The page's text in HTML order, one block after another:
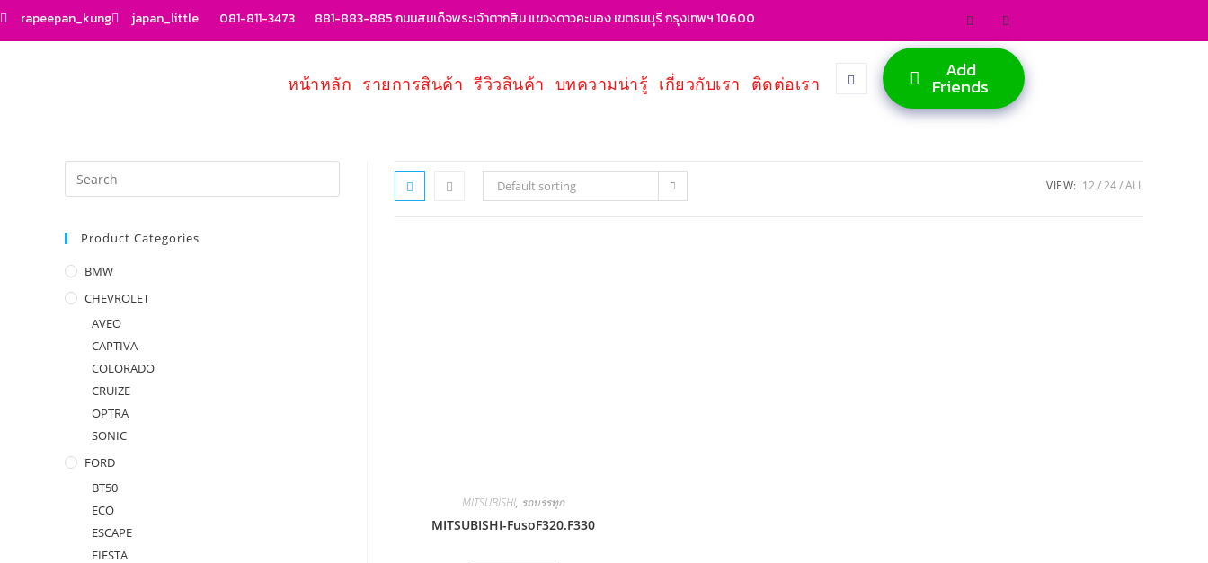
rapeepan_kung japan_little 081-811-3473 881-883-885 ถนนสมเด็จพระเจ้าตากสิน แขวงดาวคะนอง เขตธนบุรี กรุงเทพฯ 10600
หน้าหลัก รายการสินค้า รีวิวสินค้า บทความน่ารู้ เกี่ยวกับเรา ติดต่อเรา
Add
Friends
Default sorting VIEW: 12 24 ALL
MITSUBISHI, รถบรรทุก
MITSUBISHI-FusoF320.F330
Product Categories
BMW
CHEVROLET
AVEO
CAPTIVA
COLORADO
CRUIZE
OPTRA
SONIC
FORD
BT50
ECO
ESCAPE
FIESTA